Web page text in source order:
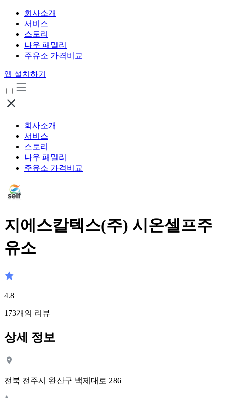
회사소개
서비스
스토리
나우 패밀리
주유소 가격비교
앱 설치하기
회사소개
서비스
스토리
나우 패밀리
주유소 가격비교
지에스칼텍스(주) 시온셀프주
유소
4.8
173개의 리뷰
상세 정보
전북 전주시 완산구 백제대로 286